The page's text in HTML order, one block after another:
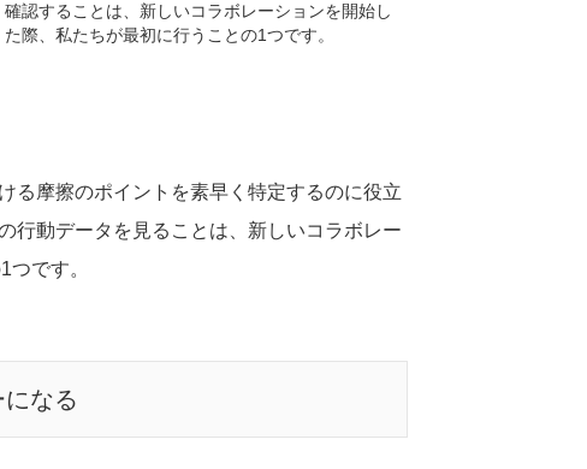
確認することは、新しいコラボレーションを開始し
た際、私たちが最初に行うことの1つです。
る摩擦のポイントを素早く特定するのに役立
行動データを見ることは、新しいコラボレー
です。
なる